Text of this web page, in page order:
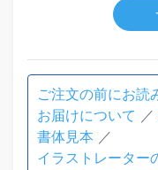
ご注文の前にお読
お届けについて
書体見本
イラストレーター